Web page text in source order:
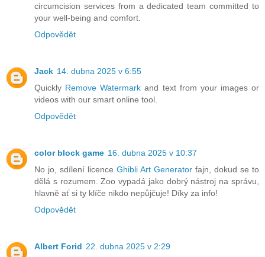
circumcision services from a dedicated team committed to
your well-being and comfort.
Odpovědět
Jack 14. dubna 2025 v 6:55
Quickly Remove Watermark and text from your images or
videos with our smart online tool.
Odpovědět
color block game 16. dubna 2025 v 10:37
No jo, sdílení licence Ghibli Art Generator fajn, dokud se to
dělá s rozumem. Zoo vypadá jako dobrý nástroj na správu,
hlavně ať si ty klíče nikdo nepůjčuje! Díky za info!
Odpovědět
Albert Forid 22. dubna 2025 v 2:29